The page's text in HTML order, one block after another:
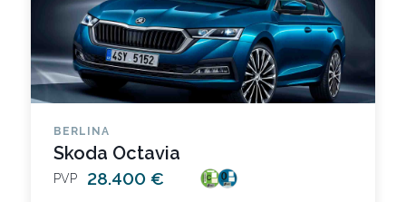
BERLINA
Skoda Octavia
PVP 28.400 €